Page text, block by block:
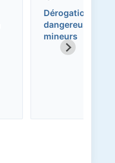
Dérogation
dangereuses
mineurs